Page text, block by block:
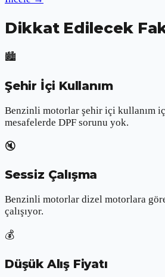
Dikkat Edilecek
🏙️
Şehir İçi Kullanım
Benzinli motorlar şehir içi kullanım
mesafelerde DPF sorunu yok.
🔇
Sessiz Çalışma
Benzinli motorlar dizel motorlara
çalışıyor.
💰
Düşük Alış Fiyatı